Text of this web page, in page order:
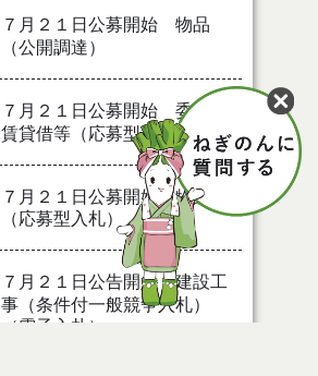
７月２１日公募開始 物品
（公開調達）
７月２１日公募開始 委託・
賃貸借等（応募型入札）
７月２１日公募開始 物品
（応募型入札）
７月２１日公告開始 建設工
事（条件付一般競争入札）
（電子入札）